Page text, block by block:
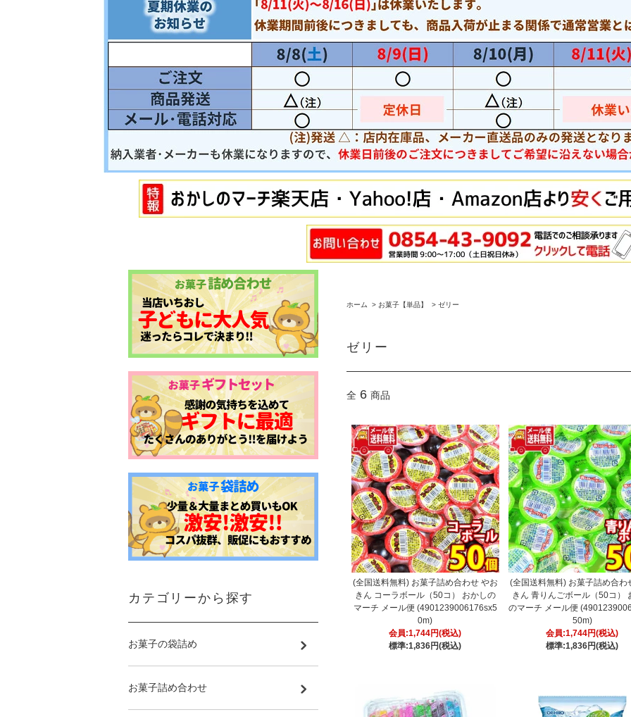
ホーム > お菓子【単品】 > ゼリー
ゼリー
全 6 商品
(全国送料無料) お菓子詰め合わせ やお
きん コーラボール（50コ） おかしの
マーチ メール便 (4901239006176sx5
0m)
会員:1,744円(税込)
標準:1,836円(税込)
(全国送料無料) お菓子詰め合わ
きん 青りんごボール（50コ）
のマーチ メール便
50m)
会員:1,744円(税込)
標準:1,836円(税込)
カテゴリーから探す
お菓子の袋詰め
お菓子詰め合わせ